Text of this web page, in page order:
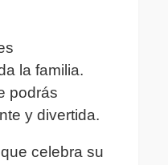
la familia.
podrás
y divertida.
celebra su